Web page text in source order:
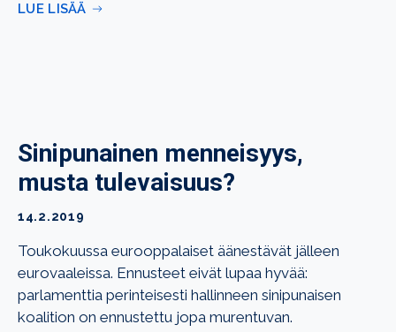
LUE LISÄÄ
Sinipunainen menneisyys,
musta tulevaisuus?
14.2.2019
Toukokuussa eurooppalaiset äänestävät jälleen
eurovaaleissa. Ennusteet eivät lupaa hyvää:
parlamenttia perinteisesti hallinneen sinipunaisen
koalition on ennustettu jopa murentuvan.